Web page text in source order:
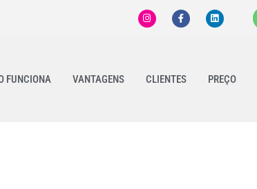
FUNCIONA VANTAGENS CLIENTES PREÇO